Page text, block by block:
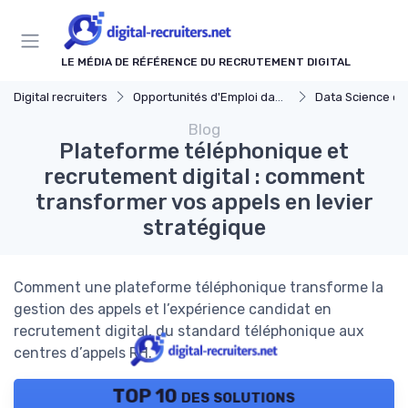
LE MÉDIA DE RÉFÉRENCE DU RECRUTEMENT DIGITAL
Digital recruiters Opportunités d'Emploi dans le Digital Data Science
Blog
Plateforme téléphonique et
recrutement digital : comment
transformer vos appels en levier
stratégique
Comment une plateforme téléphonique transforme la
gestion des appels et l’expérience candidat en
recrutement digital, du standard téléphonique aux
centres d’appels RH.
TOP 10 des solutions
Panneau de gestion des cookies